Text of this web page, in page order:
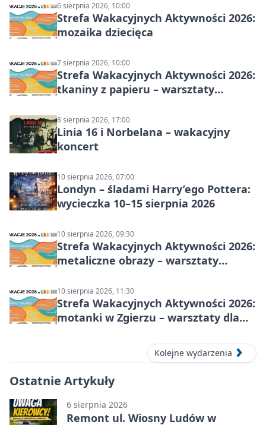
6 sierpnia 2026, 10:00
Strefa Wakacyjnych Aktywności 2026:
mozaika dziecięca
7 sierpnia 2026, 10:00
Strefa Wakacyjnych Aktywności 2026:
tkaniny z papieru – warsztaty
8 sierpnia 2026, 17:00
Linia 16 i Norbelana – wakacyjny
koncert
10 sierpnia 2026, 07:00
Londyn – śladami Harry’ego Pottera:
wycieczka 10–15 sierpnia 2026
10 sierpnia 2026, 09:30
Strefa Wakacyjnych Aktywności 2026:
metaliczne obrazy – warsztaty
10 sierpnia 2026, 11:30
Strefa Wakacyjnych Aktywności 2026:
motanki w Zgierzu – warsztaty dla
Kolejne wydarzenia
Ostatnie Artykuły
6 sierpnia 2026
Remont ul. Wiosny Ludów w